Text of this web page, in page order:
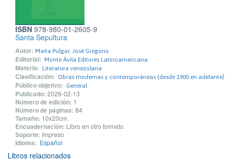
ISBN 978-980-01-2605-9
Santa Sepultura
Autor: Maita Pulgar, José Gregorio
Editorial: Monte Ávila Editores Latinoamericana
Materia: Literatura venezolana
Clasificación: Obras modernas y contemporáneas (desde 1900 en adelante)
Público objetivo: General
Publicado: 2026-02-13
Número de edición: 1
Número de páginas: 84
Tamaño: 10x20cm.
Encuadernación: Libro en otro formato
Soporte: Impreso
Idioma: Español
Libros relacionados